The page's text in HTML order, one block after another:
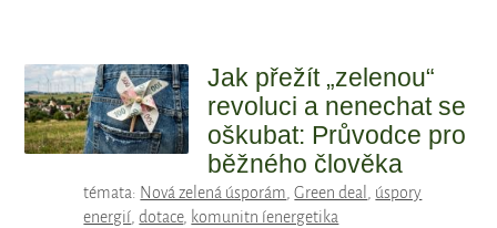
Jak přežít „zelenou“
revoluci a nenechat se
oškubat: Průvodce pro
běžného člověka
témata: Nová zelená úsporám,Green deal , úspory
energií,dotace, komunitn íenergetika